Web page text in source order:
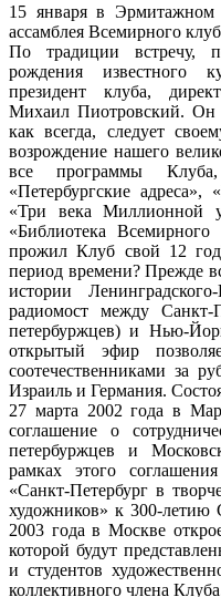
15 января в Эрмитажном
ассамблея Всемирного
По традиции встречу,
рождения известного
президент клуба,
Михаил Пиотровский. Он
как всегда, следует
возрождение нашего
все программы
«Петербургские адреса»,
«Три века Миллионной
«Библиотека
прожил Клуб свой 12
период времени? Прежде
истории
радиомост между Санкт-
петербуржцев) и Нью-
открытый эфир
соотечественниками за
Израиль и Германия.
27 марта 2002 года в
соглашение о
петербуржцев и
рамках этого
«Санкт-Петербург в
художников» к 300-летию
2003 года в Москве
которой будут
и студентов
коллективного члена